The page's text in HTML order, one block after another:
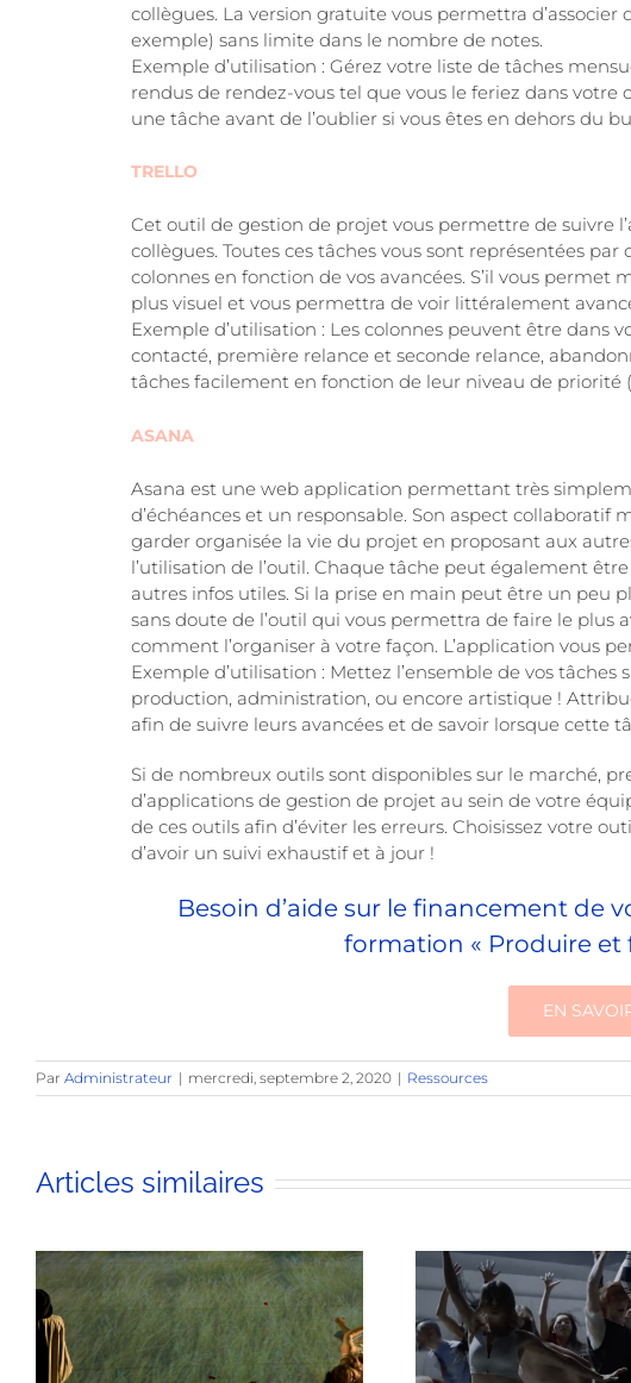
collègues. La version gratuite vous permettra
exemple) sans limite dans le nombre de notes.
Exemple d’utilisation : Gérez votre liste de tâches
rendus de rendez-vous tel que vous le feriez dans
une tâche avant de l’oublier si vous êtes en dehors du
TRELLO
Cet outil de gestion de projet vous permettre de suivre
collègues. Toutes ces tâches vous sont représentées
colonnes en fonction de vos avancées. S’il vous permet
plus visuel et vous permettra de voir littéralement
Exemple d’utilisation : Les colonnes peuvent être dans
contacté, première relance et seconde relance,
tâches facilement en fonction de leur niveau de priorité
ASANA
Asana est une web application permettant très
d’échéances et un responsable. Son aspect
garder organisée la vie du projet en proposant aux
l’utilisation de l’outil. Chaque tâche peut également
autres infos utiles. Si la prise en main peut être un peu
sans doute de l’outil qui vous permettra de faire le
comment l’organiser à votre façon. L’application vous
Exemple d’utilisation : Mettez l’ensemble de vos
production, administration, ou encore artistique !
afin de suivre leurs avancées et de savoir lorsque cette
Si de nombreux outils sont disponibles sur le marché,
d’applications de gestion de projet au sein de votre
de ces outils afin d’éviter les erreurs. Choisissez votre
d’avoir un suivi exhaustif et à jour !
Besoin d’aide sur le financement de
formation « Produire et
EN
Par Administrateur | mercredi, septembre 2, 2020 | Ressources
Articles similaires